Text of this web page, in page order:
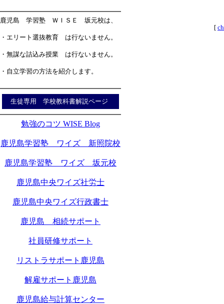
鹿児島 学習塾 ＷＩＳＥ 坂元校は、
・エリート選抜教育 は行ないません。
・無謀な詰込み授業 は行ないません。
・自立学習の方法を紹介します。
生徒専用 学校教科書解説ページ
勉強のコツ WISE Blog
鹿児島学習塾 ワイズ 新照院校
鹿児島学習塾 ワイズ 坂元校
鹿児島中央ワイズ社労士
鹿児島中央ワイズ行政書士
鹿児島 相続サポート
社員研修サポート
リストラサポート鹿児島
解雇サポート鹿児島
鹿児島給与計算センター
[